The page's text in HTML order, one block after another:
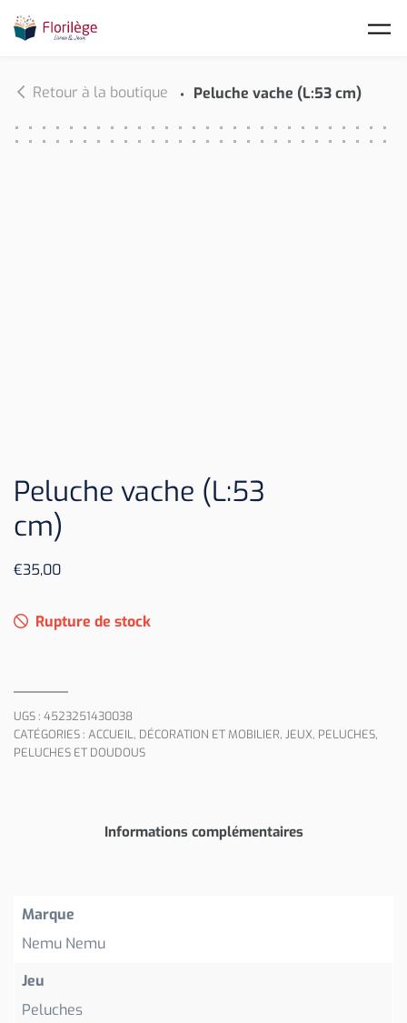
Retour à la boutique Peluche vache (L:53 cm)
Peluche vache (L:53
cm)
€35,00
Rupture de stock
UGS : 4523251430038
CATÉGORIES : ACCUEIL, DÉCORATION ET MOBILIER, JEUX, PELUCHES,
PELUCHES ET DOUDOUS
Informations complémentaires
Marque
Nemu Nemu
Jeu
Peluches